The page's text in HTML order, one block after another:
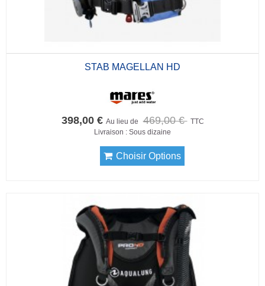
STAB MAGELLAN HD
398,00 € Au lieu de 469,00 € TTC
Livraison : Sous dizaine
Choisir Options